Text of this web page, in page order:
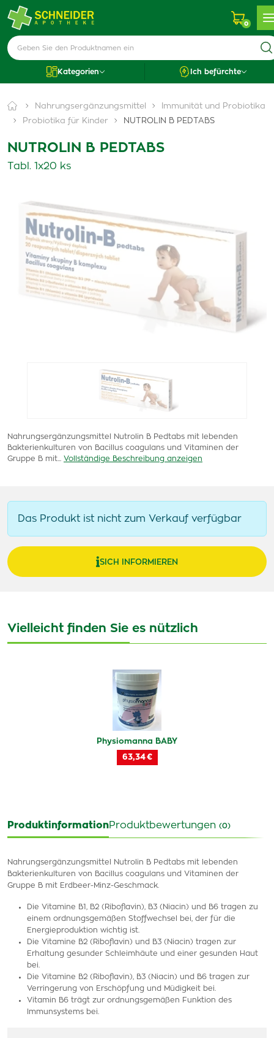
0
Kategorien Ich befürchte
Nahrungsergänzungsmittel
Immunität und Probiotika
Probiotika für Kinder
NUTROLIN B PEDTABS
NUTROLIN B PEDTABS
Tabl. 1x20 ks
Nahrungsergänzungsmittel Nutrolin B Pedtabs mit lebenden
Bakterienkulturen von Bacillus coagulans und Vitaminen der
Gruppe B mit...
Vollständige Beschreibung anzeigen
Das Produkt ist nicht zum Verkauf verfügbar
SICH INFORMIEREN
Vielleicht finden Sie es nützlich
Physiomanna BABY
63,34 €
ProduktinformationProduktbewertungen (0)
Nahrungsergänzungsmittel Nutrolin B Pedtabs mit lebenden
Bakterienkulturen von Bacillus coagulans und Vitaminen der
Gruppe B mit Erdbeer-Minz-Geschmack.
Die Vitamine B1, B2 (Riboflavin), B3 (Niacin) und B6 tragen zu
einem ordnungsgemäßen Stoffwechsel bei, der für die
Energieproduktion wichtig ist.
Die Vitamine B2 (Riboflavin) und B3 (Niacin) tragen zur
Erhaltung gesunder Schleimhäute und einer gesunden Haut
bei.
Die Vitamine B2 (Riboflavin), B3 (Niacin) und B6 tragen zur
Verringerung von Erschöpfung und Müdigkeit bei.
Vitamin B6 trägt zur ordnungsgemäßen Funktion des
Immunsystems bei.